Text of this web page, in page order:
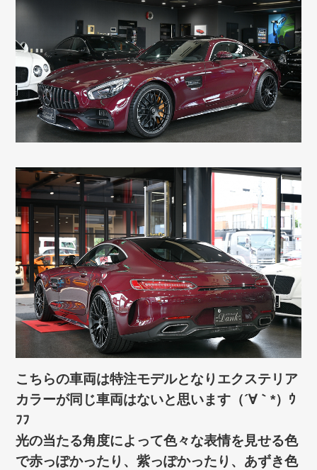
こちらの車両は特注モデルとなりエクステリア
カラーが同じ車両はないと思います（´∀｀*）ｳ
ﾌﾌ
光の当たる角度によって色々な表情を見せる色
で赤っぽかったり、紫っぽかったり、あずき色